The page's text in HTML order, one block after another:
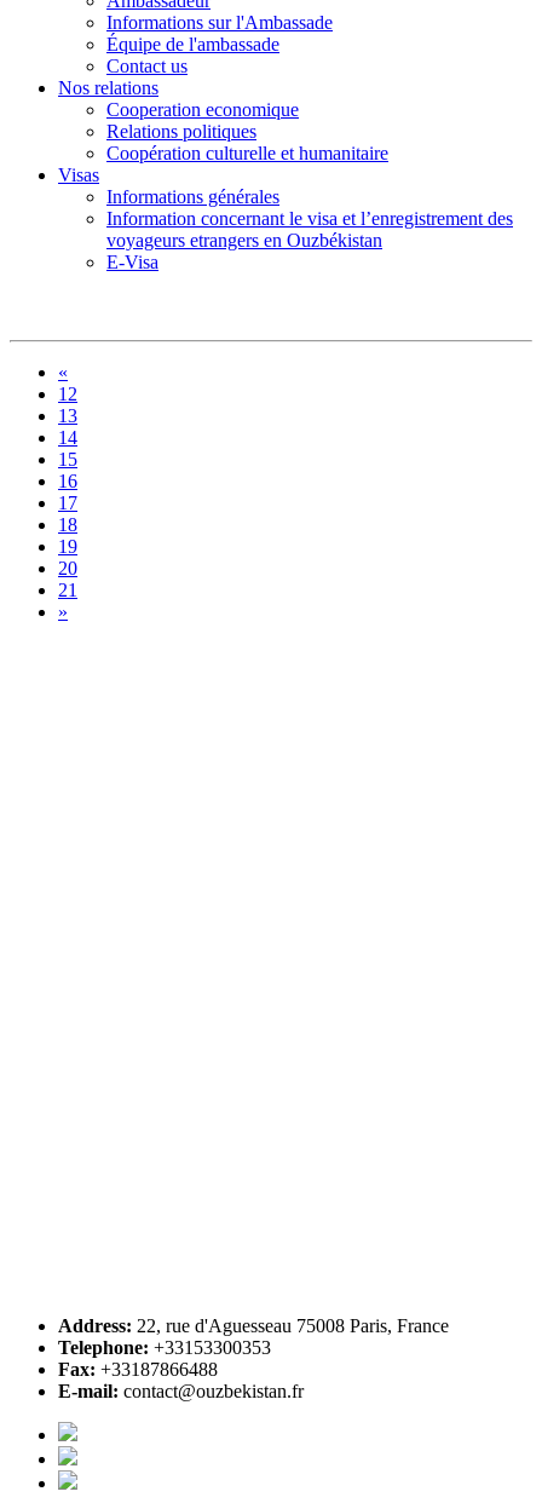
Informations sur l'Ambassade
Équipe de l'ambassade
Contact us
Nos relations
Cooperation economique
Relations politiques
Coopération culturelle et humanitaire
Visas
Informations générales
Information concernant le visa et l’enregistrement des
voyageurs etrangers en Ouzbékistan
E-Visa
«
12
13
14
15
16
17
18
19
20
21
»
Address: 22, rue d'Aguesseau 75008 Paris, France
Telephone: +33153300353
Fax: +33187866488
E-mail: contact@ouzbekistan.fr